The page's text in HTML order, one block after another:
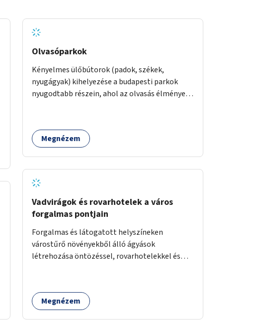
Olvasóparkok
Kényelmes ülőbútorok (padok, székek,
nyugágyak) kihelyezése a budapesti parkok
nyugodtabb részein, ahol az olvasás élménye
valamint könyvcserepolcokkal kiegészítve ezek
a terek lehetőséget adnának a kikapcsolódásra,
Megnézem
Vadvirágok és rovarhotelek a város
forgalmas pontjain
Forgalmas és látogatott helyszíneken
várostűrő növényekből álló ágyások
létrehozása öntözéssel, rovarhotelekkel és
Megnézem